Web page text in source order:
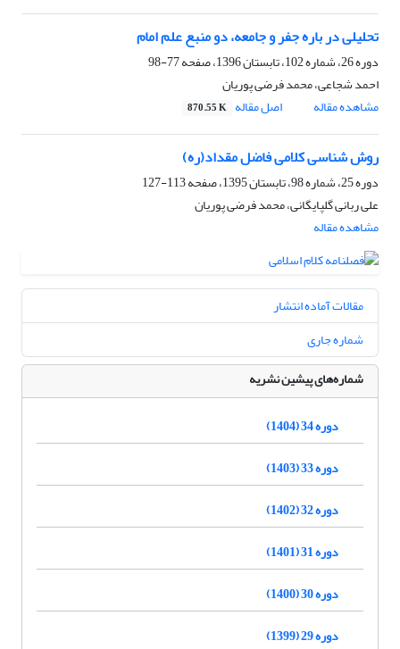
تحلیلی در باره جفر و جامعه، دو منبع علم امام
دوره 26، شماره 102، تابستان 1396، صفحه
77-98
احمد شجاعی، محمد فرضی پوریان
مشاهده مقاله
اصل مقاله 870.55 K
روش شناسی کلامی فاضل مقداد(ره)
دوره 25، شماره 98، تابستان 1395، صفحه
113-127
علی ربانی گلپایگانی، محمد فرضی پوریان
مشاهده مقاله
مقالات آماده انتشار
شماره جاری
شماره‌های پیشین نشریه
دوره 34 (1404)
دوره 33 (1403)
دوره 32 (1402)
دوره 31 (1401)
دوره 30 (1400)
دوره 29 (1399)